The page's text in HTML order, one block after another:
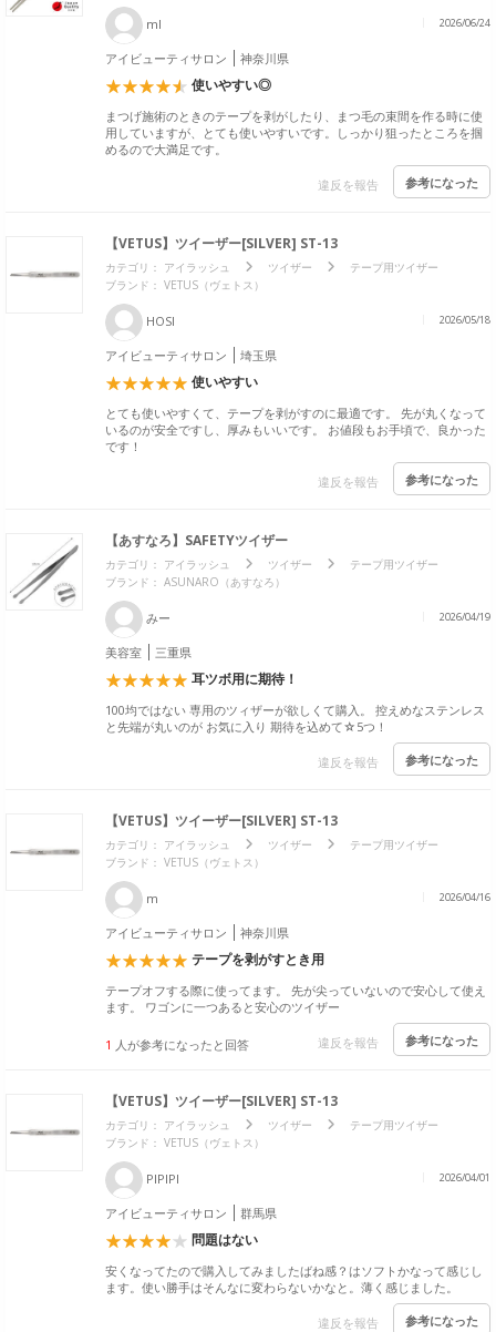
mI 2026/06/24
アイビューティサロン 神奈川県
使いやすい◎
まつげ施術のときのテープを剥がしたり、まつ毛の束間を作る時に使
用していますが、とても使いやすいです。しっかり狙ったところを掴
めるので大満足です。
違反を報告 参考になった
【VETUS】ツイーザー[SILVER] ST-13
カテゴリ： アイラッシュ ツイザー
テープ用ツイザー
ブランド： VETUS（ヴェトス）
HOSI 2026/05/18
アイビューティサロン 埼玉県
使いやすい
とても使いやすくて、テープを剥がすのに最適です。 先が丸くなって
いるのが安全ですし、厚みもいいです。 お値段もお手頃で、良かった
です！
違反を報告 参考になった
【あすなろ】SAFETYツイザー
カテゴリ： アイラッシュ ツイザー
テープ用ツイザー
ブランド： ASUNARO（あすなろ）
みー 2026/04/19
美容室 三重県
耳ツボ用に期待！
100均ではない 専用のツィザーが欲しくて購入。 控えめなステンレス
と先端が丸いのが お気に入り 期待を込めて☆5つ！
違反を報告 参考になった
【VETUS】ツイーザー[SILVER] ST-13
カテゴリ： アイラッシュ ツイザー
テープ用ツイザー
ブランド： VETUS（ヴェトス）
m 2026/04/16
アイビューティサロン 神奈川県
テープを剥がすとき用
テープオフする際に使ってます。 先が尖っていないので安心して使え
ます。 ワゴンに一つあると安心のツイザー
1 人が参考になったと回答 違反を報告 参考になった
【VETUS】ツイーザー[SILVER] ST-13
カテゴリ： アイラッシュ ツイザー
テープ用ツイザー
ブランド： VETUS（ヴェトス）
PIPIPI 2026/04/01
アイビューティサロン 群馬県
問題はない
安くなってたので購入してみましたばね感？はソフトかなって感じし
ます。使い勝手はそんなに変わらないかなと。薄く感じました。
違反を報告 参考になった